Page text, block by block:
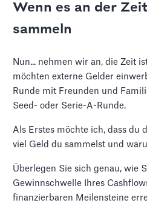
Wenn es an der
sammeln
Nun... nehmen wir an, die Zeit
möchten externe Gelder
Runde mit Freunden und
Seed- oder Serie-A-Runde.
Als Erstes möchte ich, dass du
viel Geld du sammelst und
Überlegen Sie sich genau, wie
Gewinnschwelle Ihres
finanzierbaren Meilensteine